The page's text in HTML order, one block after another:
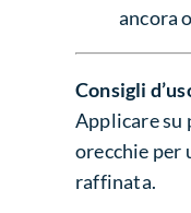
ancora
Consigli
Applicare su
orecchie per
raffinata.